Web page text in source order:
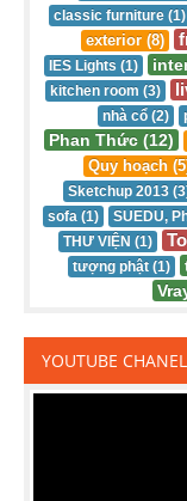
classic furniture (1)
exterior (8)
IES Lights (1)
kitchen room (3)
nhà cổ (2)
Phan Thức (12)
Quy hoạch
Sketchup 2013
sofa (1)
SUEDU,
THƯ VIỆN (1)
tượng phật (1)
YOUTUBE CHANEL